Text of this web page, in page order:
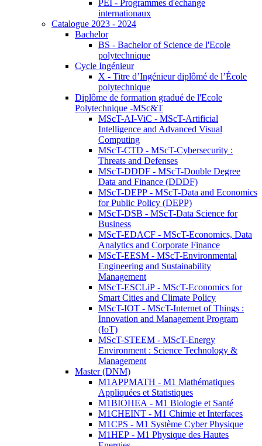
PEI - Programmes d'échange
internationaux
Catalogue 2023 - 2024
Bachelor
BS - Bachelor of Science de l'Ecole
polytechnique
Cycle Ingénieur
X - Titre d’Ingénieur diplômé de l’École
polytechnique
Diplôme de formation gradué de l'Ecole
Polytechnique -MSc&T
MScT-AI-ViC - MScT-Artificial
Intelligence and Advanced Visual
Computing
MScT-CTD - MScT-Cybersecurity :
Threats and Defenses
MScT-DDDF - MScT-Double Degree
Data and Finance (DDDF)
MScT-DEPP - MScT-Data and Economics
for Public Policy (DEPP)
MScT-DSB - MScT-Data Science for
Business
MScT-EDACF - MScT-Economics, Data
Analytics and Corporate Finance
MScT-EESM - MScT-Environmental
Engineering and Sustainability
Management
MScT-ESCLiP - MScT-Economics for
Smart Cities and Climate Policy
MScT-IOT - MScT-Internet of Things :
Innovation and Management Program
(IoT)
MScT-STEEM - MScT-Energy
Environment : Science Technology &
Management
Master (DNM)
M1APPMATH - M1 Mathématiques
Appliquées et Statistiques
M1BIOHEA - M1 Biologie et Santé
M1CHEINT - M1 Chimie et Interfaces
M1CPS - M1 Système Cyber Physique
M1HEP - M1 Physique des Hautes